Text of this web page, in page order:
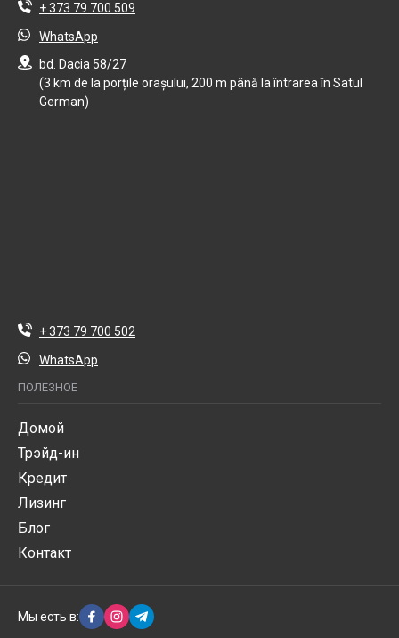
+ 373 79 700 509
WhatsApp
bd. Dacia 58/27
(3 km de la porțile orașului, 200 m până la întrarea în Satul
German)
+ 373 79 700 502
WhatsApp
ПОЛЕЗНОЕ
Домой
Трэйд-ин
Кредит
Лизинг
Блог
Контакт
Мы есть в: